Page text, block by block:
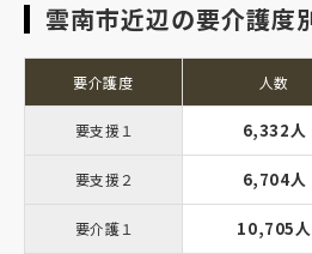
雲南市近辺の要介護度
要介護度 人数
要支援１ 6,332人
要支援２ 6,704人
要介護１ 10,705人